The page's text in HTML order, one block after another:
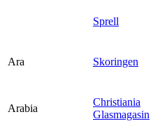
Sprell
Ara Skoringen
Arabia
Christiania
Glasmagasin